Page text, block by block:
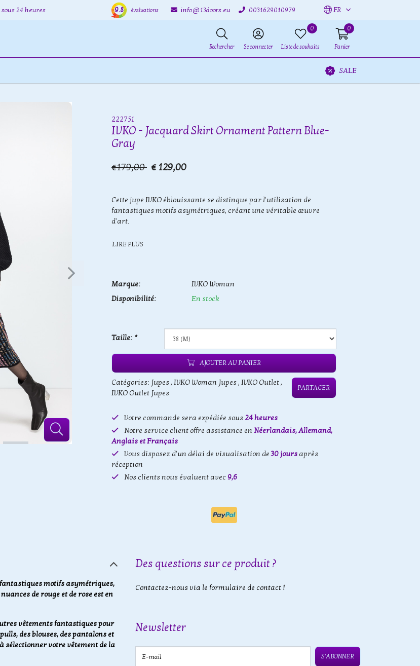
24 heures 9.8 évaluations info@13doors.eu 0031629010979 FR
Rechercher Se connecter
0
Liste de souhaits
0
Panier
SALE
222751
IVKO - Jacquard Skirt Ornament Pattern Blue-
Gray
€179,00 € 129,00
Cette jupe IVKO éblouissante se distingue par l'utilisation de
fantastiques motifs asymétriques, créant une véritable œuvre
d'art.
LIRE PLUS
Marque:
IVKO Woman
Disponibilité:
En stock
Taille: *
AJOUTER AU PANIER
Catégories: Jupes, IVKO Woman Jupes, IVKO Outlet,
IVKO Outlet Jupes
PARTAGER
Votre commande sera expédiée sous24 heures
Notre service client offre assistance en Néerlandais, Allemand,
Anglais et Français
Vous disposez d'un délai de visualisation de30 jours après
réception
Nos clients nous évaluent avec 9,6
motifs asymétriques,
de rouge et de rose est en
vêtements fantastiques pour
des blouses, des pantalons et
sélectionner votre vêtement de la
Des questions sur ce produit ?
Contactez-nous via le formulaire de contact !
Newsletter
E-mail
S'ABONNER